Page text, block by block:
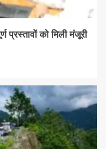
प्रस्तावों को मिली मंजूरी